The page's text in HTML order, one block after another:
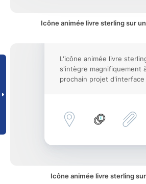
Icône animée livre sterling sur
L'icône animée livre
s'intègre magnifiquement
prochain projet d'interface
Icône animée livre sterling